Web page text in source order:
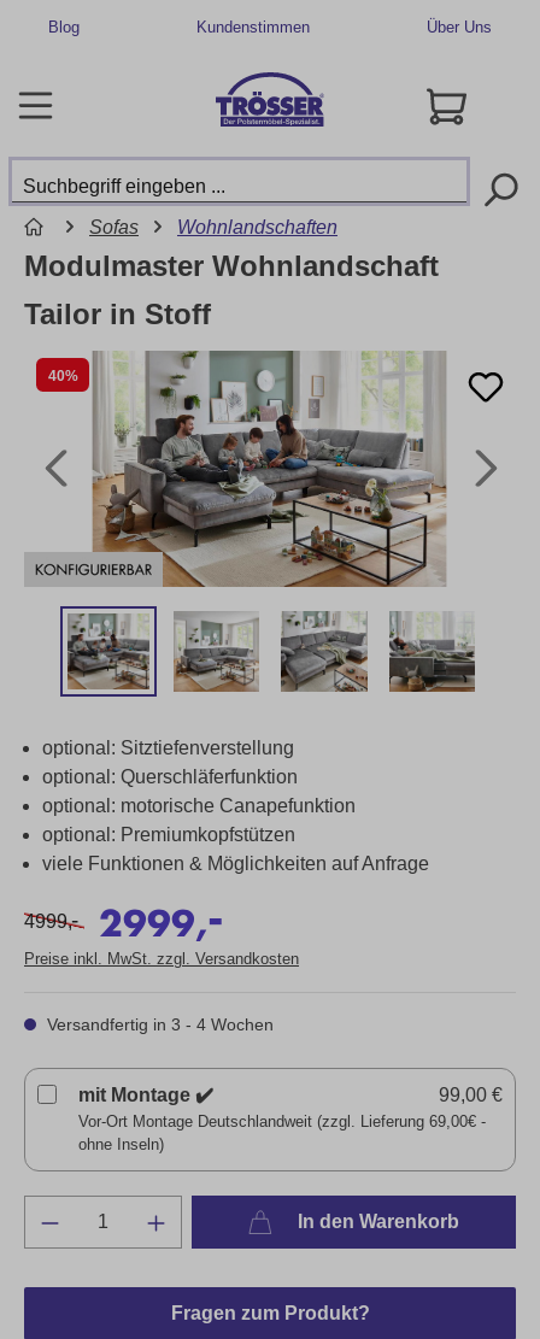
Blog Kundenstimmen Über Uns
Sofas Wohnlandschaften
40%
Modulmaster Wohnlandschaft
Tailor in Stoff
optional: Sitztiefenverstellung
optional: Querschläferfunktion
optional: motorische Canapefunktion
optional: Premiumkopfstützen
viele Funktionen & Möglichkeiten auf Anfrage
4999,- 2999,
-
Preise inkl. MwSt. zzgl. Versandkosten
Versandfertig in 3 - 4 Wochen
mit Montage ✔️
Vor-Ort Montage Deutschlandweit (zzgl. Lieferung 69,00€ -
ohne Inseln)
99,00 €
In den Warenkorb
Fragen zum Produkt?